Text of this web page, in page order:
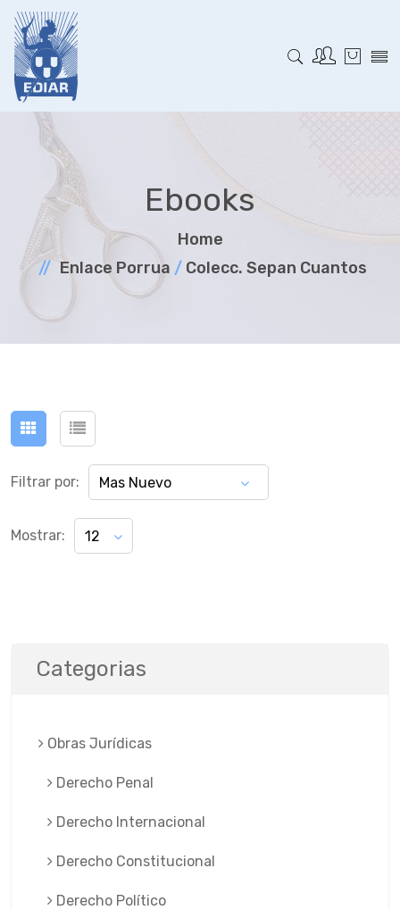
Ebooks
Home
Enlace Porrua / Colecc. Sepan Cuantos
Filtrar por: Mas Nuevo
Mostrar: 12
Categorias
Obras Jurí­dicas
Derecho Penal
Derecho Internacional
Derecho Constitucional
Derecho Político